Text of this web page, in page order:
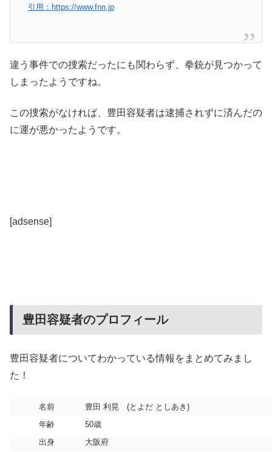
引用：https://www.fnn.jp
違う事件での捜索だったにも関わらず、拳銃が見つかって
しまったようですね。
この捜索がなければ、豊田容疑者は逮捕されずに済んだの
に運が悪かったようです。
[adsense]
豊田容疑者のプロフィール
豊田容疑者についてわかっている情報をまとめてみまし
た！
名前
豊田 利晃 (とよだ としあき)
年齢
50歳
出身
大阪府